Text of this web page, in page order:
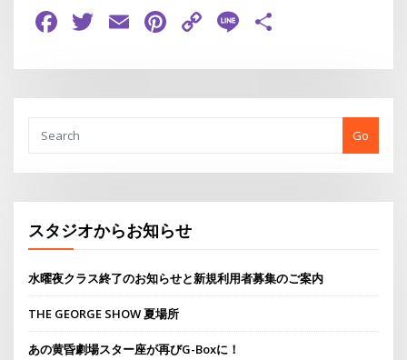
Facebook
Twitter
EmailPinterest
Copy
Line
Go
スタジオからお知らせ
水曜夜クラス終了のお知らせと新規利用者募集のご案内
THE GEORGE SHOW 夏場所
あの黄昏劇場スター座が再びG-Boxに！